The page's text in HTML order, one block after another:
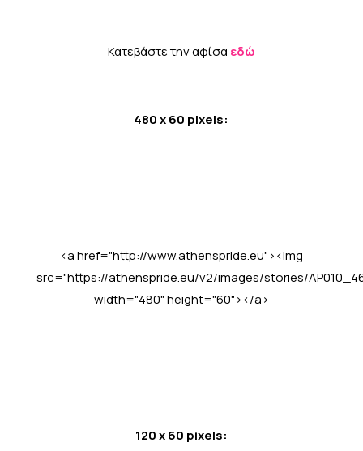
Κατεβάστε την αφίσα εδώ
480 x 60 pixels:
<a href="http://www.athenspride.eu"><img
src="https://athenspride.eu/v2/images/stories/
width="480" height="60"></a>
120 x 60 pixels: